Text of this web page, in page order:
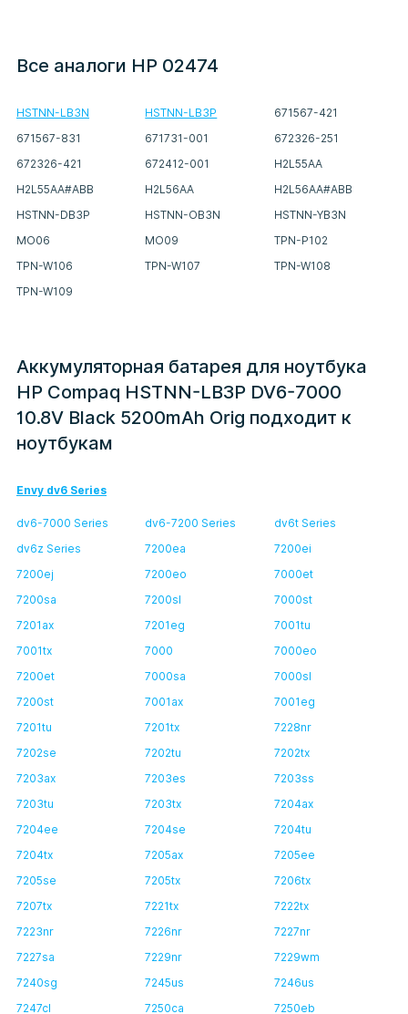
Все аналоги HP 02474
HSTNN-LB3N HSTNN-LB3P
671567-421
671567-831
671731-001
672326-251
672326-421
672412-001
H2L55AA
H2L55AA#ABB
H2L56AA
H2L56AA#ABB
HSTNN-DB3P
HSTNN-OB3N
HSTNN-YB3N
MO06
MO09
TPN-P102
TPN-W106
TPN-W107
TPN-W108
TPN-W109
Аккумуляторная батарея для ноутбука
HP Compaq HSTNN-LB3P DV6-7000
10.8V Black 5200mAh Orig подходит к
ноутбукам
Envy dv6 Series
dv6-7000 Series dv6-7200 Series
dv6t Series
dv6z Series
7200ea
7200ei
7200ej
7200eo
7000et
7200sa
7200sl
7000st
7201ax
7201eg
7001tu
7001tx
7000
7000eo
7200et
7000sa
7000sl
7200st
7001ax
7001eg
7201tu
7201tx
7228nr
7202se
7202tu
7202tx
7203ax
7203es
7203ss
7203tu
7203tx
7204ax
7204ee
7204se
7204tu
7204tx
7205ax
7205ee
7205se
7205tx
7206tx
7207tx
7221tx
7222tx
7223nr
7226nr
7227nr
7227sa
7229nr
7229wm
7240sg
7245us
7246us
7247cl
7250ca 7250eb